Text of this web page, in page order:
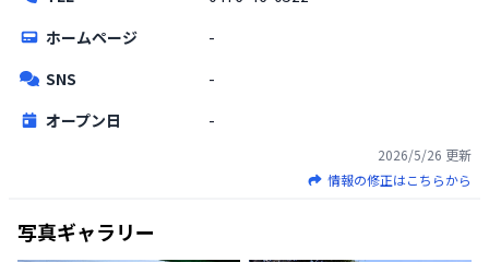
ホームページ
-
SNS
-
オープン日
-
2026/5/26 更新
情報の修正はこちらから
写真ギャラリー